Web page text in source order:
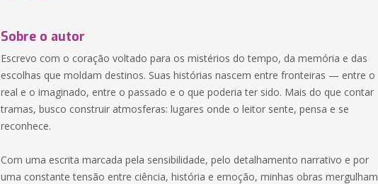
Sobre o autor
Escrevo com o coração voltado para os mistérios do tempo, da memória e das
escolhas que moldam destinos. Suas histórias nascem entre fronteiras — entre o
real e o imaginado, entre o passado e o que poderia ter sido. Mais do que contar
tramas, busco construir atmosferas: lugares onde o leitor sente, pensa e se
reconhece.
Com uma escrita marcada pela sensibilidade, pelo detalhamento narrativo e por
uma constante tensão entre ciência, história e emoção, minhas obras mergulham